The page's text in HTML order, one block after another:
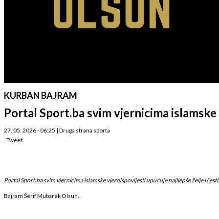
KURBAN BAJRAM
Portal Sport.ba svim vjernicima
27. 05. 2026 - 06:25 | Druga strana sporta
Tweet
Portal Sport.ba svim vjernicima islamske vjeroispovijesti upućuje najljepše želje i
Bajram Šerif Mubarek Olsun.